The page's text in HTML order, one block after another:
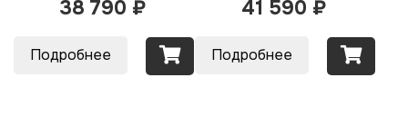
38 790 ₽
Подробнее
41 590 ₽
Подробнее